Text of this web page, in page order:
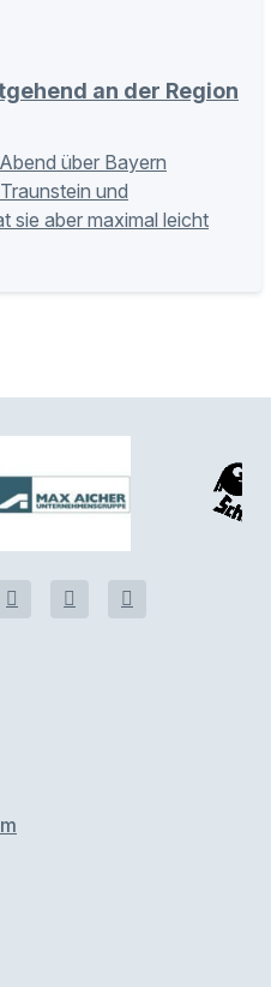
an der Region
über Bayern
und
sie aber maximal leicht